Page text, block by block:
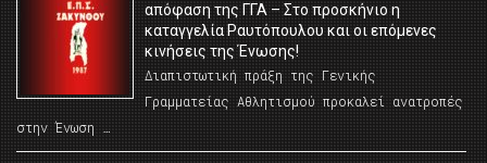
απόφαση της ΓΓΑ – Στο προσκήνιο η
καταγγελία Ραυτόπουλου και οι επόμενες
κινήσεις της Ένωσης!
Διαπιστωτική πράξη της Γενικής
Γραμματείας Αθλητισμού προκαλεί ανατροπές
στην Ένωση …